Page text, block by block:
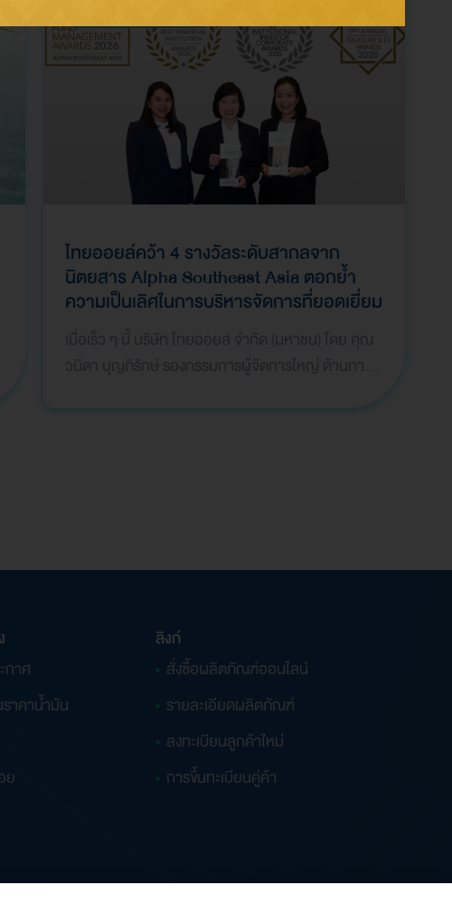
ไทยออยล์คว้า 4 รางวัลระดับสากลจาก
นิตยสาร Alpha Southeast Asia ตอกย้ำ
ความเป็นเลิศในการบริหารจัดการที่ยอดเยี่ยม
กาศ
าคาน้ำมัน
ย
ลิงก์
สั่งซื้อผลิตภัณฑ์ออนไลน์
รายละเอียดผลิตภัณฑ์
ลงทะเบียนลูกค้าใหม่
การขึ้นทะเบียนคู่ค้า